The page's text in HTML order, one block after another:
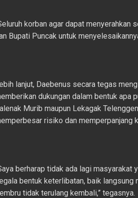
korban agar dapat menyerahkan
Bupati Puncak untuk
lanjut, Daebenus secara tegas
dukungan dalam bentuk apa
Murib maupun Lekagak
risiko dan memperpanjang
berharap tidak ada lagi masyarakat
bentuk keterlibatan, baik langsung
tidak terulang kembali,” tegasnya.